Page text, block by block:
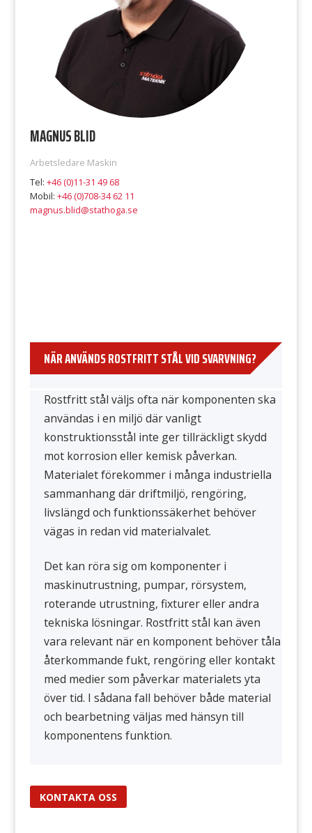
MAGNUS BLID
Arbetsledare Maskin
Tel: +46 (0)11-31 49 68
Mobil: +46 (0)708-34 62 11
magnus.blid@stathoga.se
NÄR ANVÄNDS ROSTFRITT STÅL VID SVARVNING?
Rostfritt stål väljs ofta när komponenten ska
användas i en miljö där vanligt
konstruktionsstål inte ger tillräckligt skydd
mot korrosion eller kemisk påverkan.
Materialet förekommer i många industriella
sammanhang där driftmiljö, rengöring,
livslängd och funktionssäkerhet behöver
vägas in redan vid materialvalet.
Det kan röra sig om komponenter i
maskinutrustning, pumpar, rörsystem,
roterande utrustning, fixturer eller andra
tekniska lösningar. Rostfritt stål kan även
vara relevant när en komponent behöver tåla
återkommande fukt, rengöring eller kontakt
med medier som påverkar materialets yta
över tid. I sådana fall behöver både material
och bearbetning väljas med hänsyn till
komponentens funktion.
KONTAKTA OSS